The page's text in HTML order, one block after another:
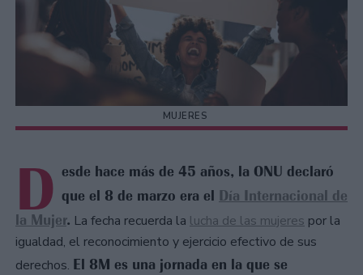
MUJERES
D esde hace más de 45 años, la ONU declaró
que el 8 de marzo era el Día Internacional de
la Mujer. La fecha recuerda la lucha de las mujeres por la
igualdad, el reconocimiento y ejercicio efectivo de sus
derechos. El 8M es una jornada en la que se